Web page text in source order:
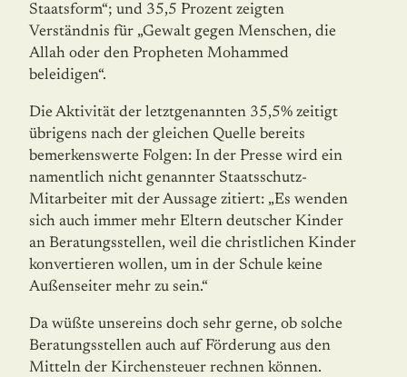
Staatsform“; und 35,5 Prozent zeigten
Verständnis für „Gewalt gegen Menschen, die
Allah oder den Propheten Mohammed
beleidigen“.
Die Aktivität der letztgenannten 35,5% zeitigt
übrigens nach der gleichen Quelle bereits
bemerkenswerte Folgen: In der Presse wird ein
namentlich nicht genannter Staatsschutz-
Mitarbeiter mit der Aussage zitiert: „Es wenden
sich auch immer mehr Eltern deutscher Kinder
an Beratungsstellen, weil die christlichen Kinder
konvertieren wollen, um in der Schule keine
Außenseiter mehr zu sein.“
Da wüßte unsereins doch sehr gerne, ob solche
Beratungsstellen auch auf Förderung aus den
Mitteln der Kirchensteuer rechnen können.